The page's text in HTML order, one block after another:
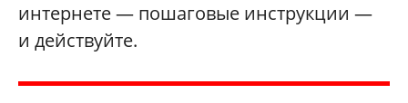
интернете — пошаговые инструкции —
и действуйте.